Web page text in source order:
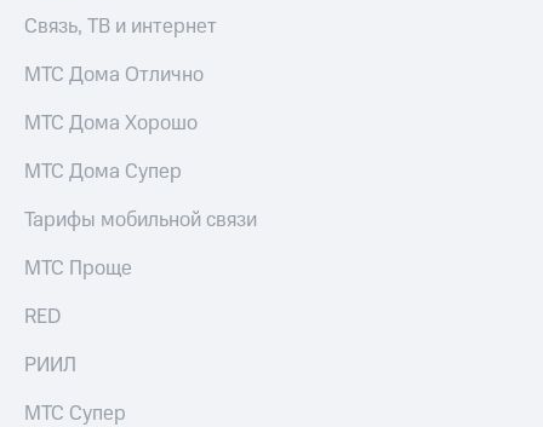
Связь, ТВ и интернет
МТС Дома Отлично
МТС Дома Хорошо
МТС Дома Супер
Тарифы мобильной связи
МТС Проще
RED
РИИЛ
МТС Супер